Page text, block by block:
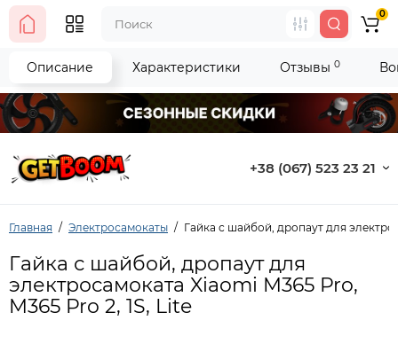
+38 (067) 523 23 21
0
Главная Электросамокаты Гайка с шайбой, дропаут для
Гайка с шайбой, дропаут для
электросамоката Xiaomi M365 Pro,
M365 Pro 2, 1S, Lite
Описание Характеристики Отзывы 0